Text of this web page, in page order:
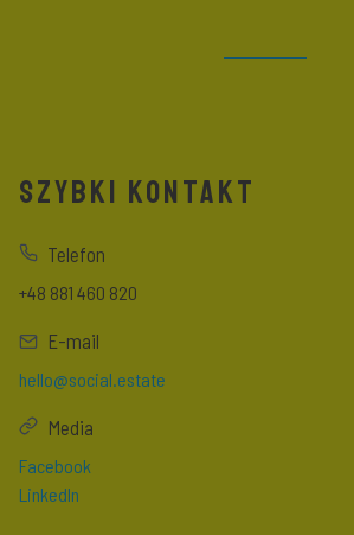
SZYBKI KONTAKT
Telefon
+48 881 460 820
E-mail
hello@social.estate
Media
Facebook
LinkedIn